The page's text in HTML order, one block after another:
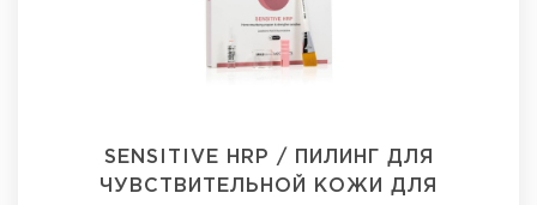
SENSITIVE HRP / ПИЛИНГ ДЛЯ
ЧУВСТВИТЕЛЬНОЙ КОЖИ ДЛЯ